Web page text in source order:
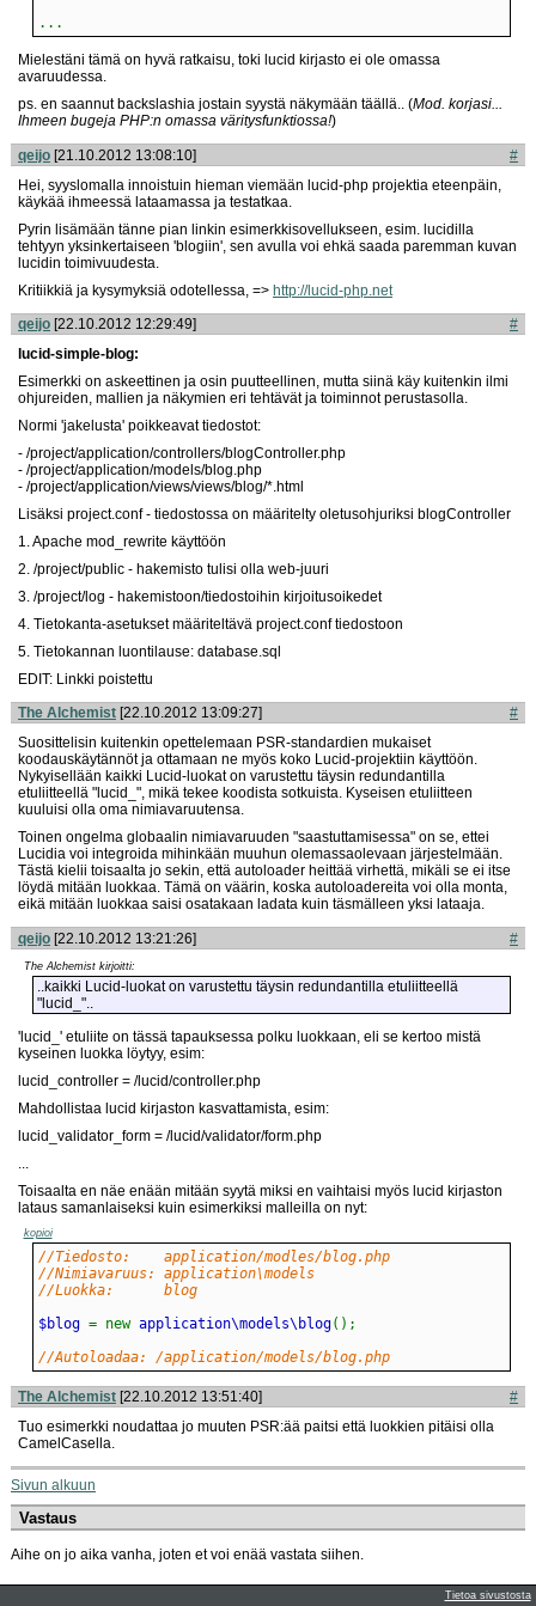
...
Mielestäni tämä on hyvä ratkaisu, toki lucid kirjasto ei ole omassa
avaruudessa.
ps. en saannut backslashia jostain syystä näkymään täällä.. (Mod. korjasi...
Ihmeen bugeja PHP:n omassa väritysfunktiossa!)
qeijo [21.10.2012 13:08:10]
#
Hei, syyslomalla innoistuin hieman viemään lucid-php projektia eteenpäin,
käykää ihmeessä lataamassa ja testatkaa.
Pyrin lisämään tänne pian linkin esimerkkisovellukseen, esim. lucidilla
tehtyyn yksinkertaiseen 'blogiin', sen avulla voi ehkä saada paremman kuvan
lucidin toimivuudesta.
Kritiikkiä ja kysymyksiä odotellessa, => http://lucid-php.net
qeijo [22.10.2012 12:29:49]
#
lucid-simple-blog:
Esimerkki on askeettinen ja osin puutteellinen, mutta siinä käy kuitenkin ilmi
ohjureiden, mallien ja näkymien eri tehtävät ja toiminnot perustasolla.
Normi 'jakelusta' poikkeavat tiedostot:
- /project/application/controllers/blogController.php
- /project/application/models/blog.php
- /project/application/views/views/blog/*.html
Lisäksi project.conf - tiedostossa on määritelty oletusohjuriksi blogController
1. Apache mod_rewrite käyttöön
2. /project/public - hakemisto tulisi olla web-juuri
3. /project/log - hakemistoon/tiedostoihin kirjoitusoikedet
4. Tietokanta-asetukset määriteltävä project.conf tiedostoon
5. Tietokannan luontilause: database.sql
EDIT: Linkki poistettu
The Alchemist [22.10.2012 13:09:27]
#
Suosittelisin kuitenkin opettelemaan PSR-standardien mukaiset
koodauskäytännöt ja ottamaan ne myös koko Lucid-projektiin käyttöön.
Nykyisellään kaikki Lucid-luokat on varustettu täysin redundantilla
etuliitteellä "lucid_", mikä tekee koodista sotkuista. Kyseisen etuliitteen
kuuluisi olla oma nimiavaruutensa.
Toinen ongelma globaalin nimiavaruuden "saastuttamisessa" on se, ettei
Lucidia voi integroida mihinkään muuhun olemassaolevaan järjestelmään.
Tästä kielii toisaalta jo sekin, että autoloader heittää virhettä, mikäli se ei itse
löydä mitään luokkaa. Tämä on väärin, koska autoloadereita voi olla monta,
eikä mitään luokkaa saisi osatakaan ladata kuin täsmälleen yksi lataaja.
qeijo [22.10.2012 13:21:26] #
The Alchemist kirjoitti:
..kaikki Lucid-luokat on varustettu täysin redundantilla etuliitteellä
"lucid_"..
'lucid_' etuliite on tässä tapauksessa polku luokkaan, eli se kertoo mistä
kyseinen luokka löytyy, esim:
lucid_controller = /lucid/controller.php
Mahdollistaa lucid kirjaston kasvattamista, esim:
lucid_validator_form = /lucid/validator/form.php
...
Toisaalta en näe enään mitään syytä miksi en vaihtaisi myös lucid kirjaston
lataus samanlaiseksi kuin esimerkiksi malleilla on nyt:
kopioi
//Tiedosto:    application/modles/blog.php
//Nimiavaruus: application\models
//Luokka:      blog
$blog = new application\models\blog( ) ;
//Autoloadaa: /application/models/blog.php
The Alchemist [22.10.2012 13:51:40]
#
Tuo esimerkki noudattaa jo muuten PSR:ää paitsi että luokkien pitäisi olla
CamelCasella.
Sivun alkuun
Vastaus
Aihe on jo aika vanha, joten et voi enää vastata siihen.
Tietoa sivustosta